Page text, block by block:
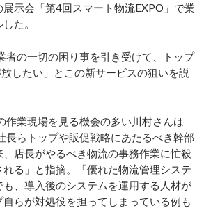
示会「第4回スマート物流EXPO」で業
た。
者の一切の困り事を引き受けて、トップ
したい」とこの新サービスの狙いを説
業現場を見る機会の多い川村さんは
長らトップや販促戦略にあたるべき幹部
店長がやるべき物流の事務作業に忙殺
る」と指摘。「優れた物流管理システ
も、導入後のシステムを運用する人材が
らが対処役を担ってしまっている例も